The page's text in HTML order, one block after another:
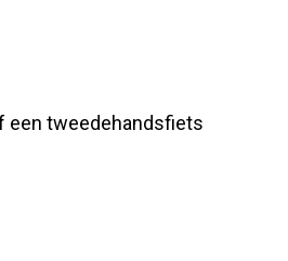
een tweedehandsfiets